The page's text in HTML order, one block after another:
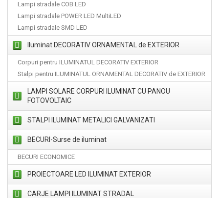
Lampi stradale COB LED
Lampi stradale POWER LED MultiLED
Lampi stradale SMD LED
Iluminat DECORATIV ORNAMENTAL de EXTERIOR
Corpuri pentru ILUMINATUL DECORATIV EXTERIOR
Stalpi pentru ILUMINATUL ORNAMENTAL DECORATIV de EXTERIOR
LAMPI SOLARE CORPURI ILUMINAT CU PANOU
FOTOVOLTAIC
STALPI ILUMINAT METALICI GALVANIZATI
BECURI-Surse de iluminat
BECURI ECONOMICE
PROIECTOARE LED ILUMINAT EXTERIOR
CARJE LAMPI ILUMINAT STRADAL